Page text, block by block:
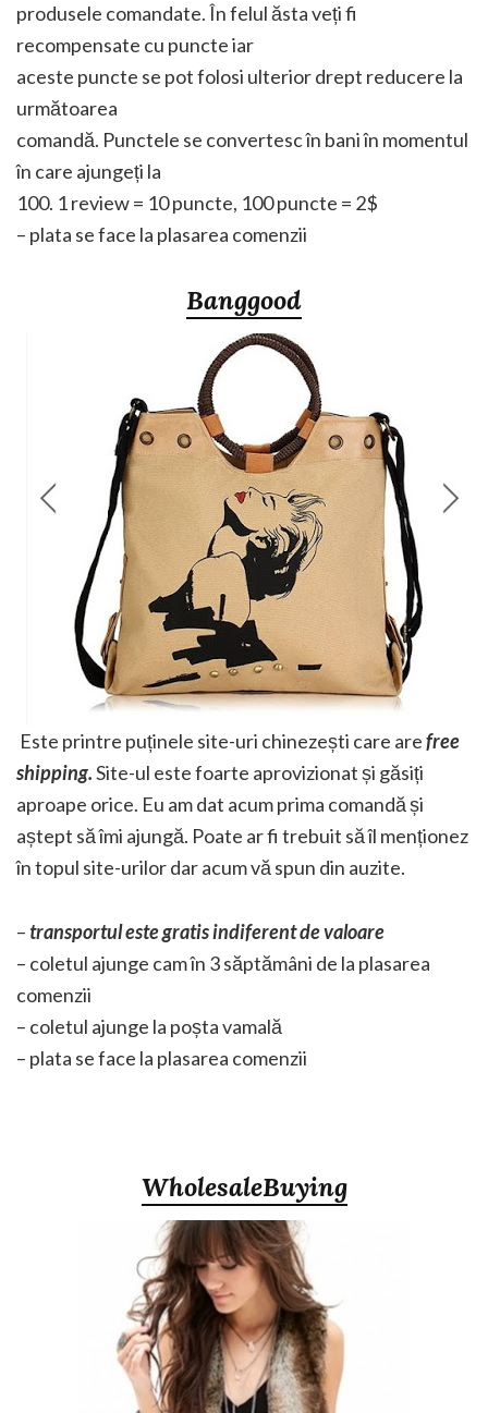
produsele comandate. În felul ăsta veți fi
recompensate cu puncte iar
aceste puncte se pot folosi ulterior drept reducere la
următoarea
comandă. Punctele se convertesc în bani în momentul
în care ajungeți la
100. 1 review = 10 puncte, 100 puncte = 2$
– plata se face la plasarea comenzii
Banggood
Este printre puținele site-uri chinezești care arefree
shipping.Site-ul este foarte aprovizionat și găsiți
aproape orice. Eu am dat acum prima comandă și
aștept să îmi ajungă. Poate ar fi trebuit să îl menționez
în topul site-urilor dar acum vă spun din auzite.
–transportul este gratis indiferent de valoare
– coletul ajunge cam în 3 săptămâni de la plasarea
comenzii
– coletul ajunge la poșta vamală
– plata se face la plasarea comenzii
WholesaleBuying